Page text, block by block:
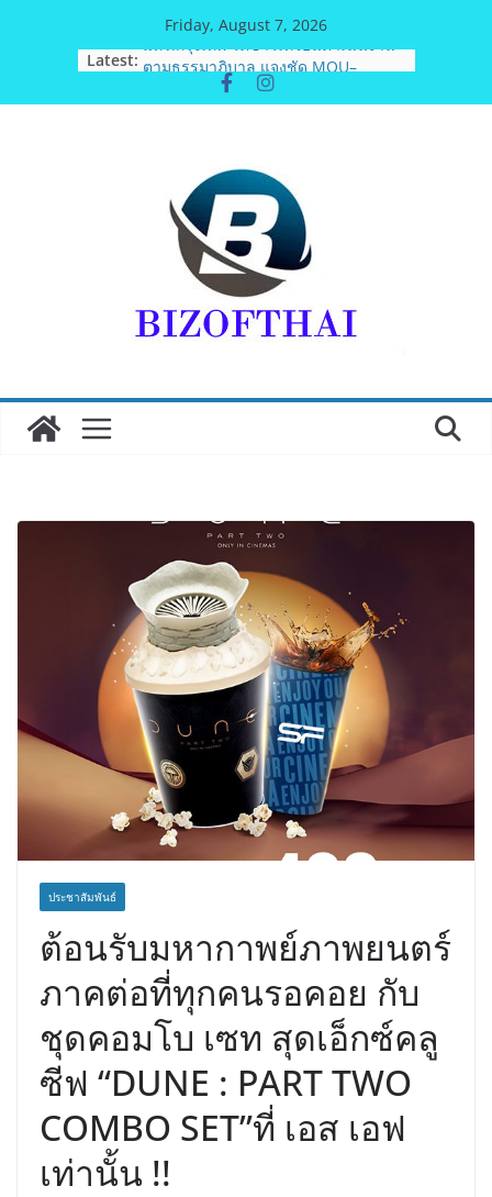
Friday, August 7, 2026
Latest: มทร.กรุงเทพ โต้ข่าวเท็จยันดำเนินงาน
ตามธรรมาภิบาล แจงชัด MOU–
หลักสูตร–วีซ่าถูกต้องตามกฎหมาย พร้อม
รายการ คอนติเนนทัล ฟุตซอล
แชมเปี้ยนชิพ 2026
ททท. เดินหน้ารุกตลาด Corporate
Travel ดึงเอเย่นต์กว่า 52 บริษัท ทดสอบ
เส้นทางท่องเที่ยว Corporate ยกระดับ
ภาคตะวันออกสู่จุดหมายปลายทาง
ททท. ต้อนรับเที่ยวบินปฐมฤกษ์สายการ
บิน TransNusa Airlines เส้นทาง
ตอนบน
ประชาสัมพันธ์
ต้อนรับมหากาพย์ภาพยนตร์
ภาคต่อที่ทุกคนรอคอย กับ
ชุดคอมโบ เซท สุดเอ็กซ์คลู
ซีฟ “DUNE : PART TWO
COMBO SET”ที่ เอส เอฟ
เท่านั้น !!